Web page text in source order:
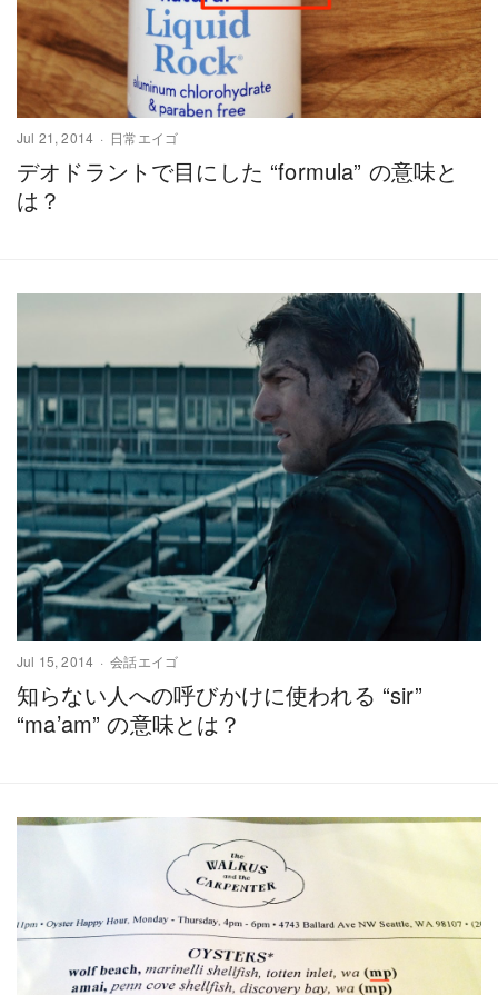
Jul 21, 2014 日常エイゴ
デオドラントで目にした “formula” の意味と
は？
Jul 15, 2014 会話エイゴ
知らない人への呼びかけに使われる “sir”
“ma’am” の意味とは？